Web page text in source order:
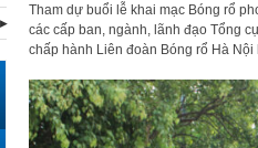
Tham dự buổi lễ khai mạc Bóng rổ
các cấp ban, ngành, lãnh đạo Tổng
chấp hành Liên đoàn Bóng rổ Hà Nội